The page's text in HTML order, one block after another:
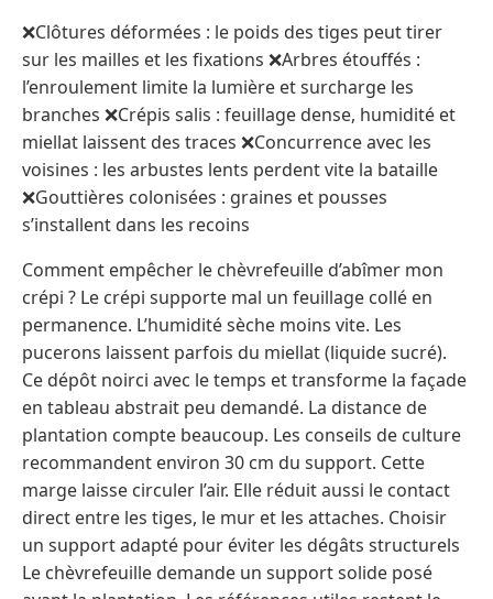
❌Clôtures déformées : le poids des tiges peut tirer
sur les mailles et les fixations ❌Arbres étouffés :
l’enroulement limite la lumière et surcharge les
branches ❌Crépis salis : feuillage dense, humidité et
miellat laissent des traces ❌Concurrence avec les
voisines : les arbustes lents perdent vite la bataille
❌Gouttières colonisées : graines et pousses
s’installent dans les recoins
Comment empêcher le chèvrefeuille d’abîmer mon
crépi ? Le crépi supporte mal un feuillage collé en
permanence. L’humidité sèche moins vite. Les
pucerons laissent parfois du miellat (liquide sucré).
Ce dépôt noirci avec le temps et transforme la façade
en tableau abstrait peu demandé. La distance de
plantation compte beaucoup. Les conseils de culture
recommandent environ 30 cm du support. Cette
marge laisse circuler l’air. Elle réduit aussi le contact
direct entre les tiges, le mur et les attaches. Choisir
un support adapté pour éviter les dégâts structurels
Le chèvrefeuille demande un support solide posé